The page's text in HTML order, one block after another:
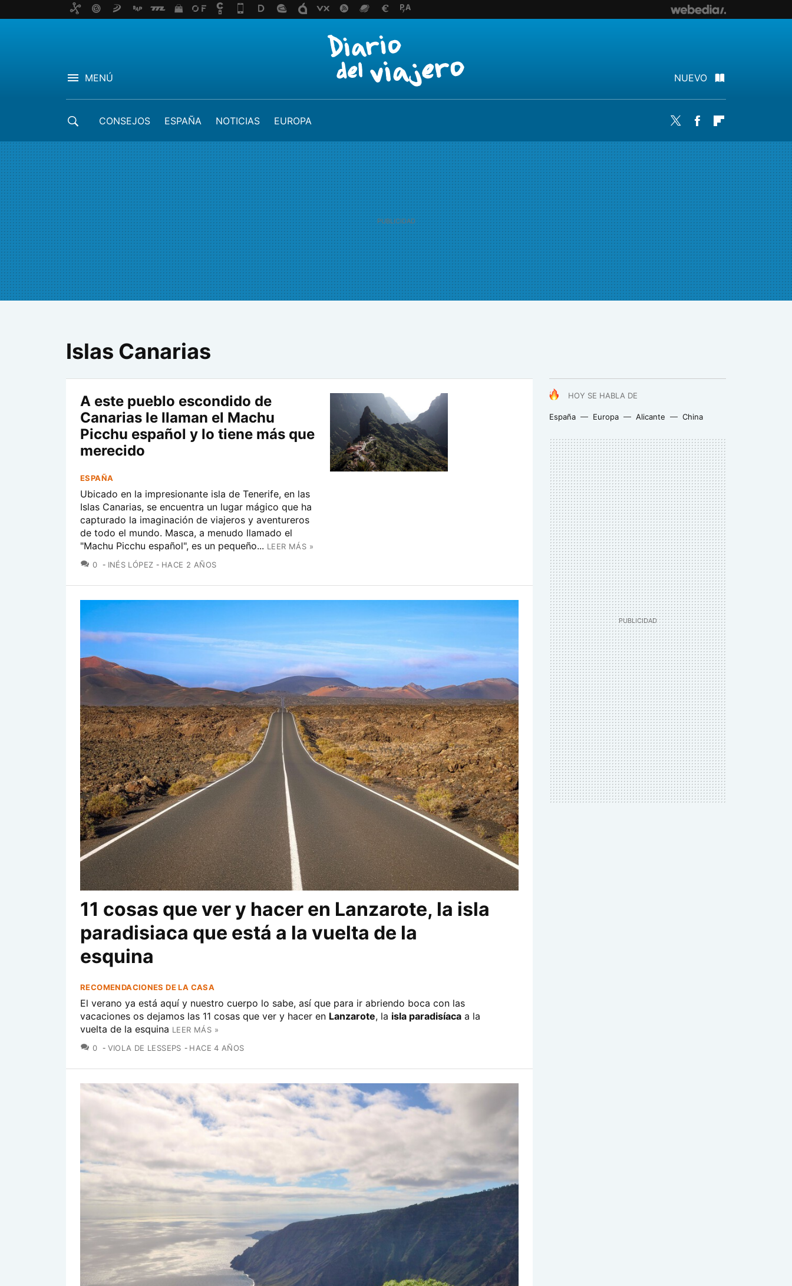
MENÚ NUEVO
CONSEJOS ESPAÑA NOTICIAS EUROPA Twitter Facebook
Islas Canarias
HOY SE HABLA DE
España Europa Alicante China
A este pueblo escondido de
Canarias le llaman el Machu
Picchu español y lo tiene más que
merecido
ESPAÑA
Ubicado en la impresionante isla de Tenerife, en las
Islas Canarias, se encuentra un lugar mágico que ha
capturado la imaginación de viajeros y aventureros
de todo el mundo. Masca, a menudo llamado el
"Machu Picchu español", es un pequeño... LEER MÁS »
0 COMENTARIOS
INÉS LÓPEZ HACE 2 AÑOS
11 cosas que ver y hacer en Lanzarote, la isla
paradisiaca que está a la vuelta de la
esquina
RECOMENDACIONES DE LA CASA
El verano ya está aquí y nuestro cuerpo lo sabe, así que para ir abriendo boca con las
vacaciones os dejamos las 11 cosas que ver y hacer en Lanzarote, la isla paradisíaca a la
vuelta de la esquina LEER MÁS »
0 COMENTARIOS
VIOLA DE LESSEPS HACE 4 AÑOS